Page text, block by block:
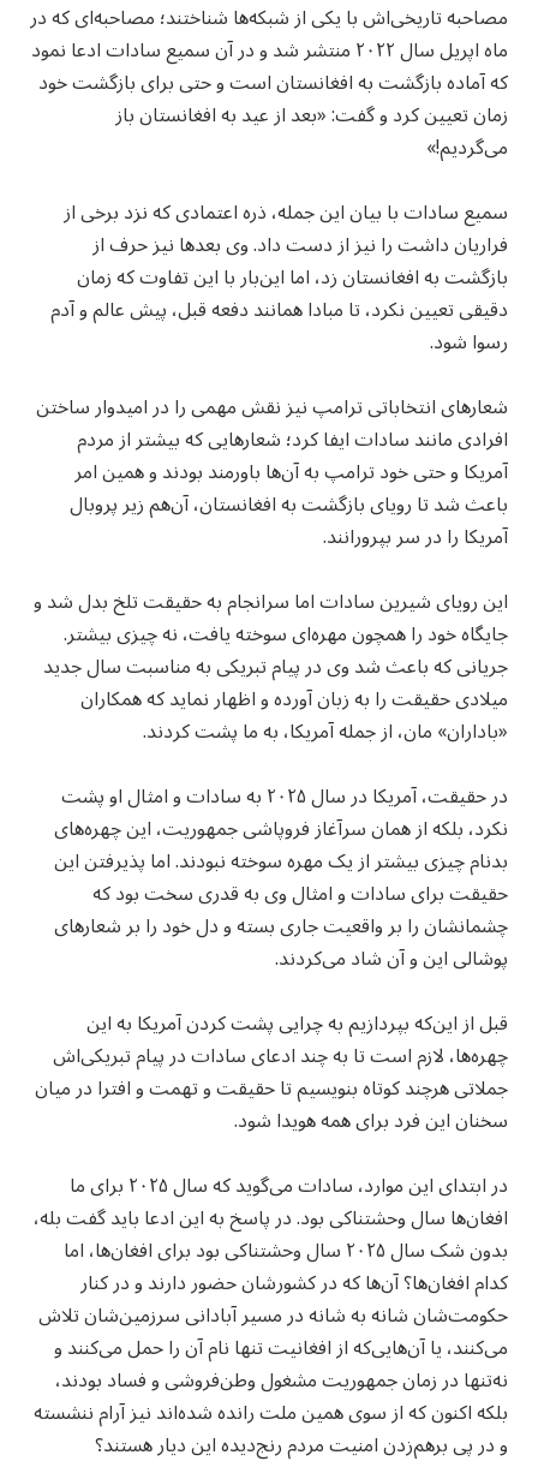
مصاحبه تاریخی‌اش با یکی از شبکه‌ها شناختند؛ مصاحبه‌ای که در
ماه اپریل سال ۲۰۲۲ منتشر شد و در آن سمیع‌ سادات ادعا نمود
که آماده بازگشت به افغانستان است و حتی برای بازگشت خود
زمان تعیین کرد و گفت: «بعد از عید به افغانستان باز
می‌گردیم!»
سمیع سادات با بیان این جمله، ذره اعتمادی که نزد برخی از
فراریان داشت را نیز از دست داد. وی بعدها نیز حرف از
بازگشت به افغانستان زد، اما این‌بار با این تفاوت که زمان
دقیقی تعیین نکرد، تا مبادا همانند دفعه قبل، پیش عالم و آدم
رسوا شود.
شعارهای انتخاباتی ترامپ نیز نقش مهمی را در امیدوار ساختن
افرادی مانند سادات ایفا کرد؛ شعارهایی که بیشتر از مردم
آمریکا و حتی خود ترامپ به آن‌ها باورمند بودند و همین امر
باعث شد تا رویای بازگشت به افغانستان، آن‌هم زیر پروبال
آمریکا را در سر بپرورانند.
این رویای شیرین سادات اما سرانجام به حقیقت تلخ بدل شد و
جایگاه خود را همچون مهره‌ای سوخته یافت، نه چیزی بیشتر.
جریانی که باعث شد وی در پیام تبریکی به مناسبت سال جدید
میلادی حقیقت را به زبان آورده و اظهار نماید که همکاران
«باداران» مان، از جمله آمریکا، به ما پشت کردند.
در حقیقت، آمریکا در سال ۲۰۲۵ به سادات و امثال او پشت
نکرد، بلکه از همان سرآغاز فروپاشی جمهوریت، این چهره‌های
بدنام چیزی بیشتر از یک مهره سوخته نبودند. اما پذیرفتن این
حقیقت برای سادات و امثال وی به قدری سخت بود که
چشمانشان را بر واقعیت جاری بسته و دل خود را بر شعارهای
پوشالی این و آن شاد می‌کردند.
قبل از این‌که بپردازیم به چرایی پشت کردن آمریکا به این
چهره‌ها، لازم است تا به چند ادعای سادات در پیام تبریکی‌اش
جملاتی هرچند کوتاه بنویسیم تا حقیقت و تهمت و افترا در میان
سخنان این فرد برای همه هویدا شود.
در ابتدای این موارد، سادات می‌گوید که سال ۲۰۲۵ برای ما
افغان‌ها سال وحشتناکی بود. در پاسخ به این ادعا باید گفت بله،
بدون شک سال ۲۰۲۵ سال وحشتناکی بود برای افغان‌ها، اما
کدام افغان‌ها؟ آن‌ها که در کشورشان حضور دارند و در کنار
حکومت‌شان شانه به شانه در مسیر آبادانی سرزمین‌شان تلاش
می‌کنند، یا آن‌هایی‌که از افغانیت تنها نام آن را حمل می‌کنند و
نه‌تنها در زمان جمهوریت مشغول وطن‌فروشی و فساد بودند،
بلکه اکنون که از سوی همین ملت رانده شده‌اند نیز آرام ننشسته
و در پی برهم‌زدن امنیت مردم رنج‌دیده این دیار هستند؟